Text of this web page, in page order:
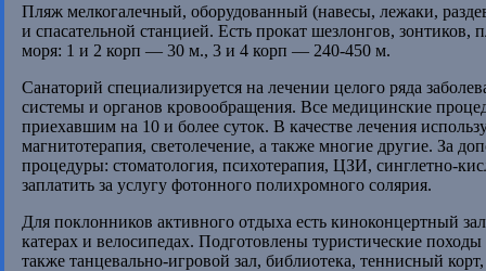
Пляж мелкогалечный, оборудованный (навесы, лежаки,
и спасательной станцией. Есть прокат шезлонгов, зонтиков,
моря: 1 и 2 корп — 30 м., 3 и 4 корп — 240-450 м.
Санаторий специализируется на лечении целого ряда
системы и органов кровообращения. Все медицинские
приехавшим на 10 и более суток. В качестве лечения
магнитотерапия, светолечение, а также многие другие. За
процедуры: стоматология, психотерапия, ЦЗИ, синглетно-
заплатить за услугу фотонного полихромного солярия.
Для поклонников активного отдыха есть киноконцертный
катерах и велосипедах. Подготовлены туристические
также танцевально-игровой зал, библиотека, теннисный